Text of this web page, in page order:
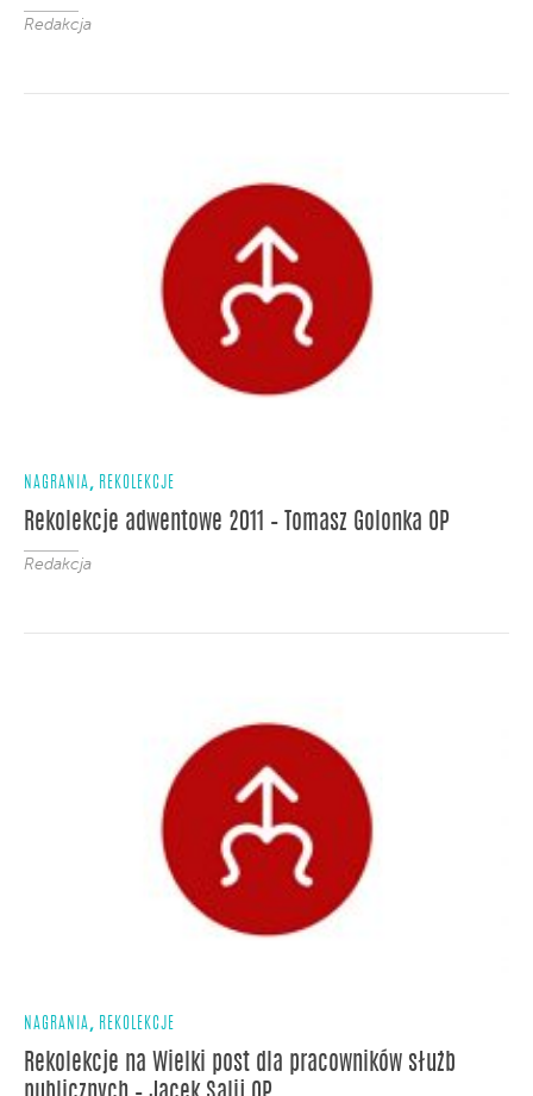
Redakcja
NAGRANIA, REKOLEKCJE
Rekolekcje adwentowe 2011 – Tomasz Golonka OP
Redakcja
NAGRANIA, REKOLEKCJE
Rekolekcje na Wielki post dla pracowników służb